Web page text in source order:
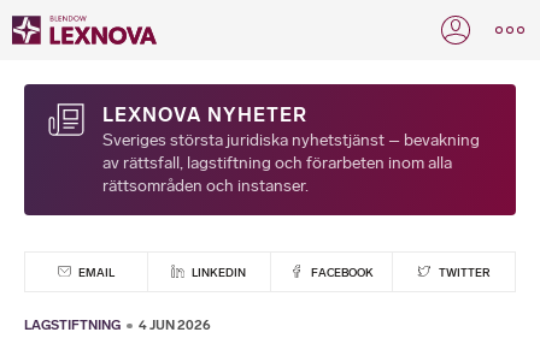
LEXNOVA NYHETER
Sveriges största juridiska nyhetstjänst – bevakning
av rättsfall, lagstiftning och förarbeten inom alla
rättsområden och instanser.
EMAIL LINKEDIN FACEBOOK TWITTER
LAGSTIFTNING 4 JUN 2026